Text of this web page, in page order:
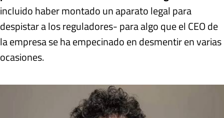
incluido haber montado un aparato legal para
despistar a los reguladores- para algo que el CEO de
la empresa se ha empecinado en desmentir en varias
ocasiones.